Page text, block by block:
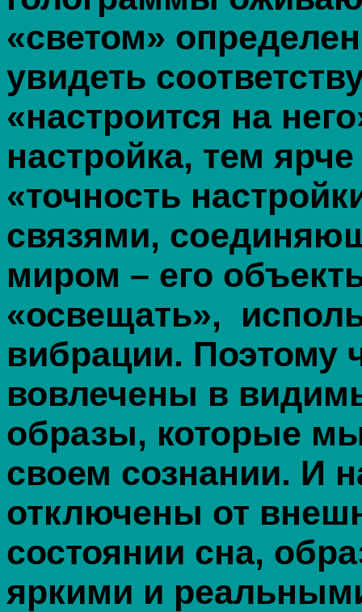
«светом»
увидеть
«настроится на
настройка, тем
«точность
связями,
миром – его
«освещать»,
вибрации.
вовлечены в
образы, которые
своем сознании. И
отключены от
состоянии сна,
яркими и